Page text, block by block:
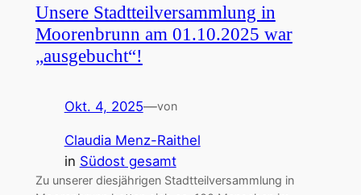
Unsere Stadtteilversammlung in
Moorenbrunn am 01.10.2025 war
„ausgebucht“!
Okt. 4, 2025—von
Claudia Menz-Raithel
in Südost gesamt
Zu unserer diesjährigen Stadtteilversammlung in